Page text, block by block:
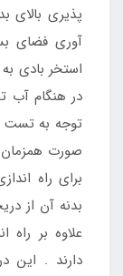
پذیری بالای
آوری فضای
استخر بادی
در هنگام آب
توجه به تست
صورت همزمان
برای راه
بدنه آن از
علاوه بر راه
دارند . این